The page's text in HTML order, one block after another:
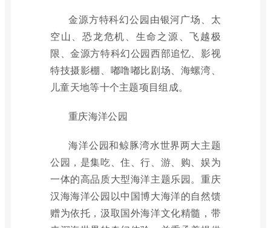
金源方特科幻公园由银河广场、太
空山、恐龙危机、生命之源、飞越极
限、金源方特科幻公园西部追忆、影视
特技摄影棚、嘟噜嘟比剧场、海螺湾、
儿童天地等十个主题项目组成。
重庆海洋公园
海洋公园和鲸豚湾水世界两大主题
公园，是集吃、住、行、游、购、娱为
一体的高品质大型海洋主题乐园。重庆
汉海海洋公园以中国博大海洋的自然馈
赠为依托，汲取国外海洋文化精髓，带